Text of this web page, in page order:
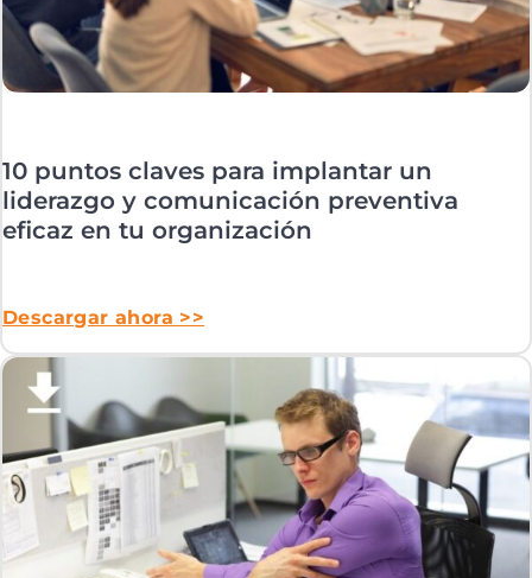
10 puntos claves para implantar un
liderazgo y comunicación preventiva
eficaz en tu organización
Descargar ahora >>